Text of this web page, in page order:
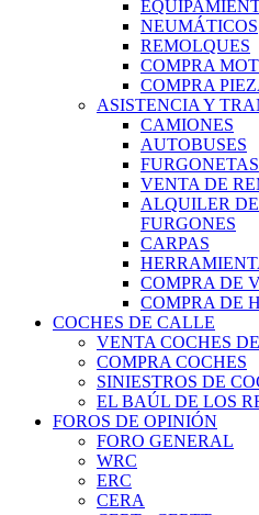
NEUMÁTICOS
REMOLQUES
COMPRA
COMPRA
ASISTENCIA Y
CAMIONES
AUTOBUSES
FURGONETAS
VENTA DE
ALQUILER
FURGONES
CARPAS
COMPRA DE
COMPRA DE
COCHES DE CALLE
VENTA COCHES
COMPRA COCHES
SINIESTROS DE
EL BAÚL DE LOS
FOROS DE OPINIÓN
FORO GENERAL
WRC
ERC
CERA